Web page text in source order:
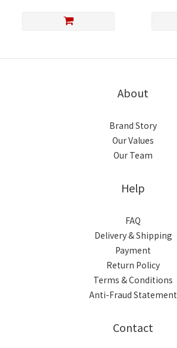
About
Brand Story
Our Values
Our Team
Help
FAQ
Delivery & Shipping
Payment
Return Policy
Terms & Conditions
Anti-Fraud Statement
Contact